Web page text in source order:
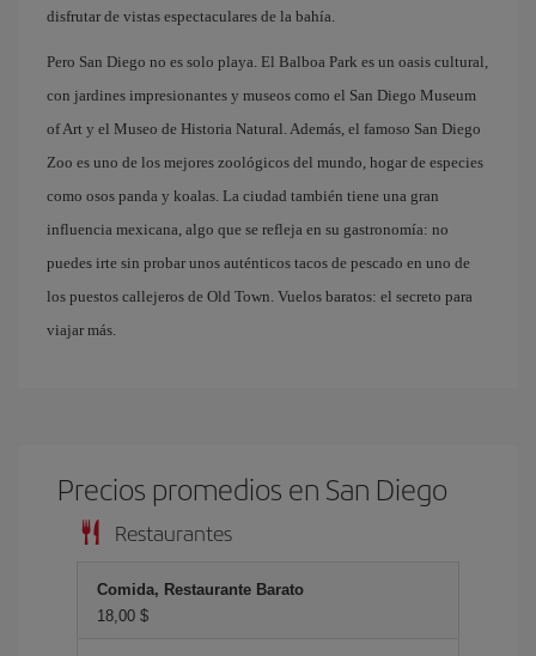
disfrutar de vistas espectaculares de la bahía.
Pero San Diego no es solo playa. El Balboa Park es un oasis cultural,
con jardines impresionantes y museos como el San Diego Museum
of Art y el Museo de Historia Natural. Además, el famoso San Diego
Zoo es uno de los mejores zoológicos del mundo, hogar de especies
como osos panda y koalas. La ciudad también tiene una gran
influencia mexicana, algo que se refleja en su gastronomía: no
puedes irte sin probar unos auténticos tacos de pescado en uno de
los puestos callejeros de Old Town. Vuelos baratos: el secreto para
viajar más.
Precios promedios en San Diego
Restaurantes
Comida, Restaurante Barato
18,00 $